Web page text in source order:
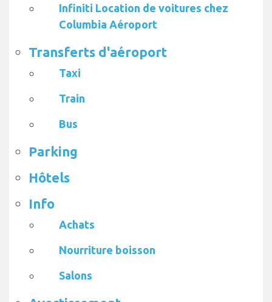
Infiniti Location de voitures chez
Columbia Aéroport
Transferts d'aéroport
Taxi
Train
Bus
Parking
Hôtels
Info
Achats
Nourriture boisson
Salons